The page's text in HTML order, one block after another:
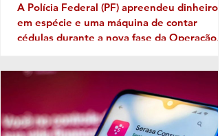
A Polícia Federal (PF) apreendeu dinheiro
em espécie e uma máquina de contar
cédulas durante a nova fase da Operação
esquema de fraudes em descontos ilegais
pensionistas do Instituto Nacional do
Social (INSS). A ofensiva foi autorizada pelo
ministro André Mendonça, do Supremo